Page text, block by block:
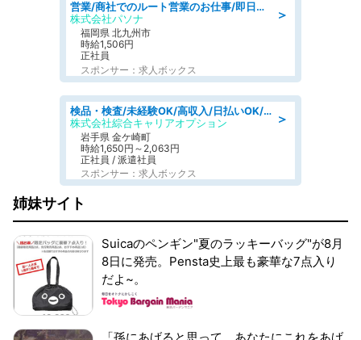
＞
営業/商社でのルート営業のお仕事/即日勤務可/車通勤可/営業
株式会社パソナ
福岡県 北九州市
時給1,506円
正社員
スポンサー：求人ボックス
＞
検品・検査/未経験OK/高収入/日払いOK/交替制/20・30・40代活躍中
株式会社綜合キャリアオプション
岩手県 金ケ崎町
時給1,650円～2,063円
正社員 / 派遣社員
スポンサー：求人ボックス
姉妹サイト
Suicaのペンギン"夏のラッキーバッグ"が8月
8日に発売。Pensta史上最も豪華な7点入り
だよ~。